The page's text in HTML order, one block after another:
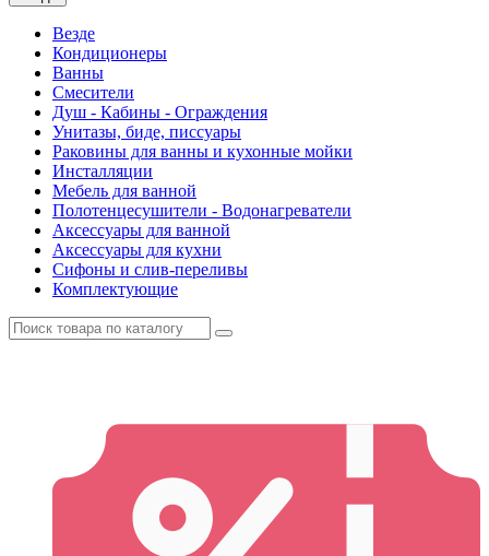
Везде
Кондиционеры
Ванны
Смесители
Душ - Кабины - Ограждения
Унитазы, биде, писсуары
Раковины для ванны и кухонные мойки
Инсталляции
Мебель для ванной
Полотенцесушители - Водонагреватели
Аксессуары для ванной
Аксессуары для кухни
Сифоны и слив-переливы
Комплектующие